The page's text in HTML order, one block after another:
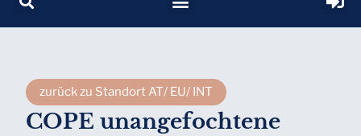
zurück zu Standort AT/ EU/ INT
COPE unangefochtene